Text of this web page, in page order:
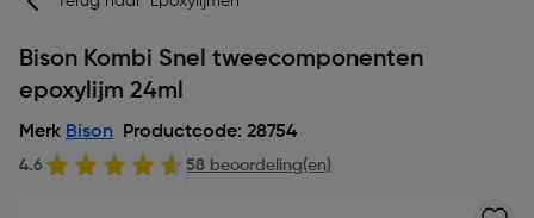
Bison Kombi Snel tweecomponenten
epoxylijm 24ml
Merk Bison Productcode: 28754
4.6 58 beoordeling(en)